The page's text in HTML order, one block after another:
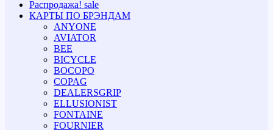
Распродажа! sale
КАРТЫ ПО БРЭНДАМ
ANYONE
AVIATOR
BEE
BICYCLE
BOCOPO
COPAG
DEALERSGRIP
ELLUSIONIST
FONTAINE
FOURNIER